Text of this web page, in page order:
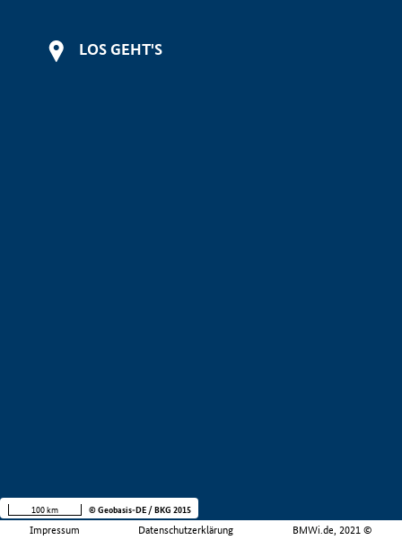
LOS GEHT'S
Impressum Datenschutzerklärung BMWi.de, 2021 ©
100 km © Geobasis-DE / BKG 2015